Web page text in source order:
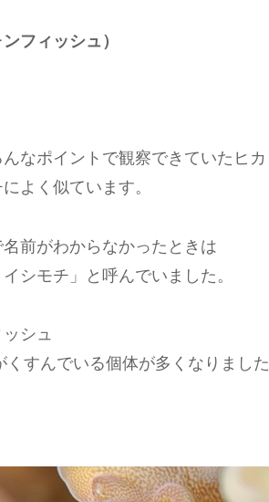
フィッシュ）
なポイントで観察できていたヒ
よく似ています。
前がわからなかったときは
シモチ」と呼んでいました。
シュ
すんでいる個体が多くなりました